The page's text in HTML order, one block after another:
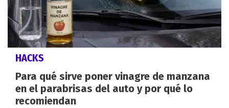
HACKS
Para qué sirve poner vinagre de manzana
en el parabrisas del auto y por qué lo
recomiendan